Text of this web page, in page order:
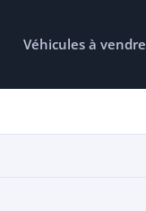
Véhicules à vendre